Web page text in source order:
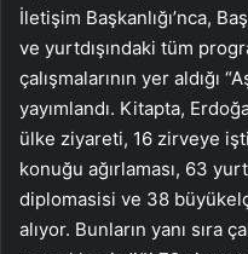
İletişim Başkanlığı’nca,
ve yurtdışındaki tüm
çalışmalarının yer aldığı
yayımlandı. Kitapta,
ülke ziyareti, 16 zirveye
konuğu ağırlaması, 63
diplomasisi ve 38
alıyor. Bunların yanı sıra